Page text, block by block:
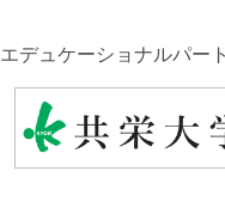
エデュケーショナルパー